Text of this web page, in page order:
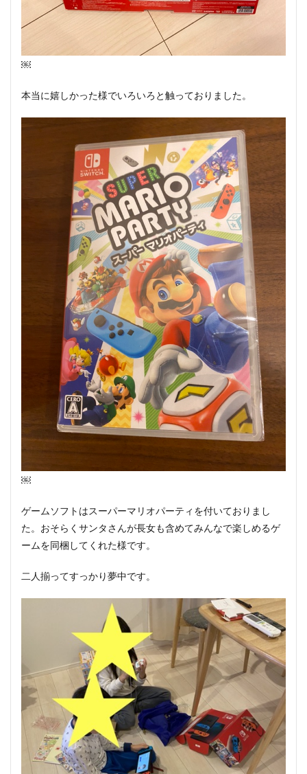
￼
本当に嬉しかった様でいろいろと触っておりました。
￼
ゲームソフトはスーパーマリオパーティを付いておりまし
た。おそらくサンタさんが長女も含めてみんなで楽しめるゲ
ームを同梱してくれた様です。
二人揃ってすっかり夢中です。